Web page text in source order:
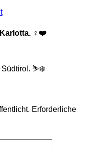
Karlotta. ‍♀️❤️
Südtirol. ⛷️❄️
Erforderliche